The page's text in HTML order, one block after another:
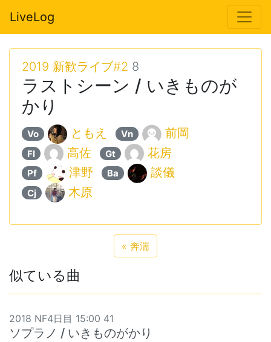
LiveLog
2019 新歓ライブ#2 8
ラストシーン / いきものが
かり
Vo ともえ Vn 前岡
Fl 高佐 Gt 花房
Pf 津野 Ba 談儀
Cj 木原
« 奔湍
似ている曲
2018 NF4日目 15:00 41
ソプラノ / いきものがかり